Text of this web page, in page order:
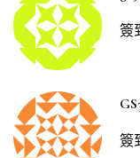
簽
簽